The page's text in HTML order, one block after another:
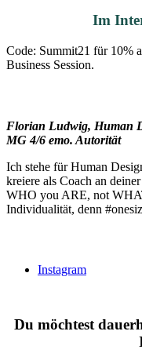
Im
Code: Summit21 für
Business Session.
Florian Ludwig, Human
MG 4/6 emo. Autorität
Ich stehe für Human
kreiere als Coach an
WHO you ARE, not
Individualität, denn
Instagram
Du möchtest